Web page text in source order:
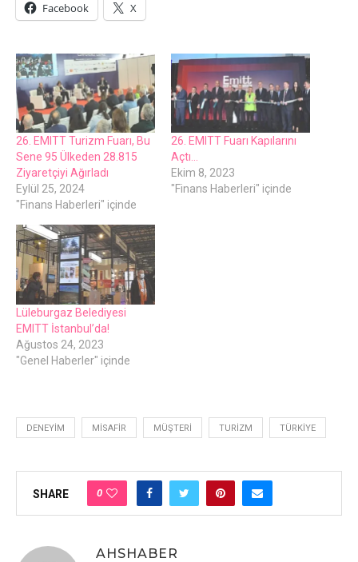
Facebook X
26. EMITT Turizm Fuarı, Bu
Sene 95 Ülkeden 28.815
Ziyaretçiyi Ağırladı
Eylül 25, 2024
"Finans Haberleri" içinde
26. EMITT Fuarı Kapılarını
Açtı…
Ekim 8, 2023
"Finans Haberleri" içinde
Lüleburgaz Belediyesi
EMITT İstanbul’da!
Ağustos 24, 2023
"Genel Haberler" içinde
DENEYIM MISAFIR MÜŞTERI TURIZM TÜRKIYE
SHARE 0
AHSHABER